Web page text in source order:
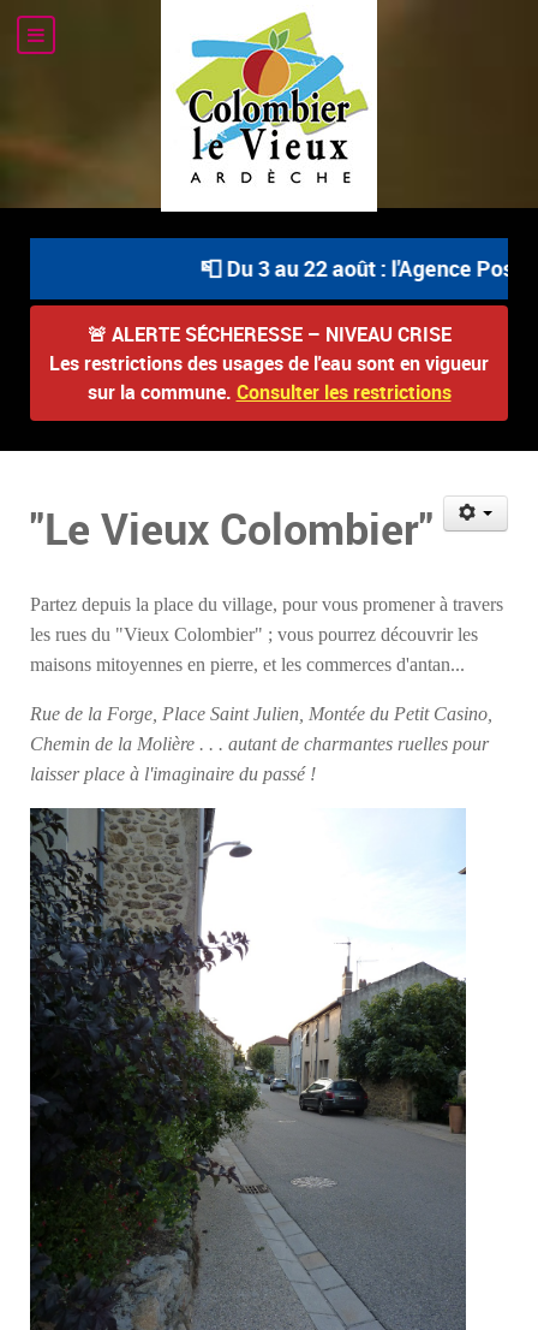
📮 Du 3 au 22 août : l'Agence
🚨 ALERTE SÉCHERESSE – NIVEAU CRISE
Les restrictions des usages de l'eau sont en vigueur
sur la commune. Consulter les restrictions
"Le Vieux Colombier"
Partez depuis la place du village, pour vous promener à travers
les rues du "Vieux Colombier" ; vous pourrez découvrir les
maisons mitoyennes en pierre, et les commerces d'antan...
Rue de la Forge, Place Saint Julien, Montée du Petit Casino,
Chemin de la Molière . . . autant de charmantes ruelles pour
laisser place à l'imaginaire du passé !